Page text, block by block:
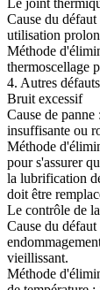
Cause du
utilisation
Méthode
thermoscellage
4. Autres défauts
Bruit excessif
Cause de
insuffisante ou
Méthode
pour s'assurer
la lubrification
doit être
Le contrôle de
Cause du
vieillissant.
Méthode